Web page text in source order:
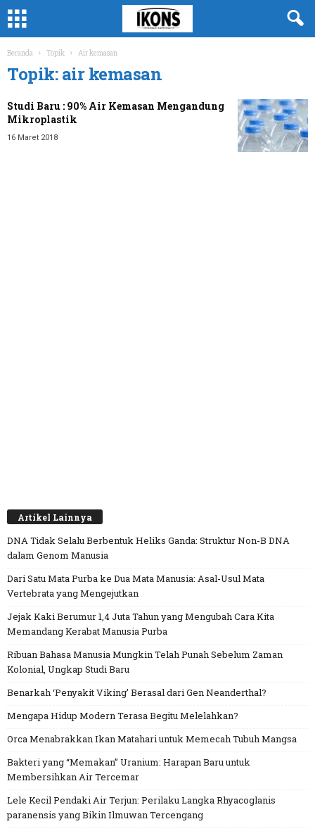
Beranda Topik Air kemasan
Topik: air kemasan
Studi Baru : 90% Air Kemasan Mengandung
Mikroplastik
16 Maret 2018
Artikel Lainnya
DNA Tidak Selalu Berbentuk Heliks Ganda: Struktur Non-B DNA
dalam Genom Manusia
Dari Satu Mata Purba ke Dua Mata Manusia: Asal-Usul Mata
Vertebrata yang Mengejutkan
Jejak Kaki Berumur 1,4 Juta Tahun yang Mengubah Cara Kita
Memandang Kerabat Manusia Purba
Ribuan Bahasa Manusia Mungkin Telah Punah Sebelum Zaman
Kolonial, Ungkap Studi Baru
Benarkah ‘Penyakit Viking’ Berasal dari Gen Neanderthal?
Mengapa Hidup Modern Terasa Begitu Melelahkan?
Orca Menabrakkan Ikan Matahari untuk Memecah Tubuh Mangsa
Bakteri yang “Memakan” Uranium: Harapan Baru untuk
Membersihkan Air Tercemar
Lele Kecil Pendaki Air Terjun: Perilaku Langka Rhyacoglanis
paranensis yang Bikin Ilmuwan Tercengang